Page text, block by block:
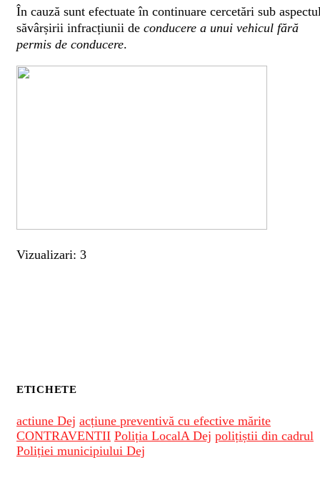
În cauză sunt efectuate în continuare cercetări sub
săvârșirii infracțiunii de conducere a unui vehicul fără
permis de conducere.
Vizualizari: 3
ETICHETE
actiune Dej acțiune preventivă cu efective mărite
CONTRAVENTII Poliția LocalA Dej polițiștii din cadrul
Poliției municipiului Dej